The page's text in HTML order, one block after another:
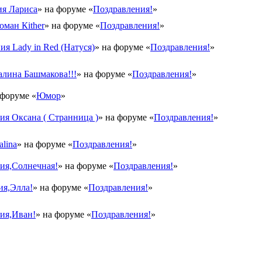
Лариса» на форуме «Поздравления!»
Кither» на форуме «Поздравления!»
Lady in Red (Натуся)» на форуме «Поздравления!»
Башмакова!!!» на форуме «Поздравления!»
«Юмор»
Оксана ( Странница )» на форуме «Поздравления!»
» на форуме «Поздравления!»
» на форуме «Поздравления!»
» на форуме «Поздравления!»
» на форуме «Поздравления!»